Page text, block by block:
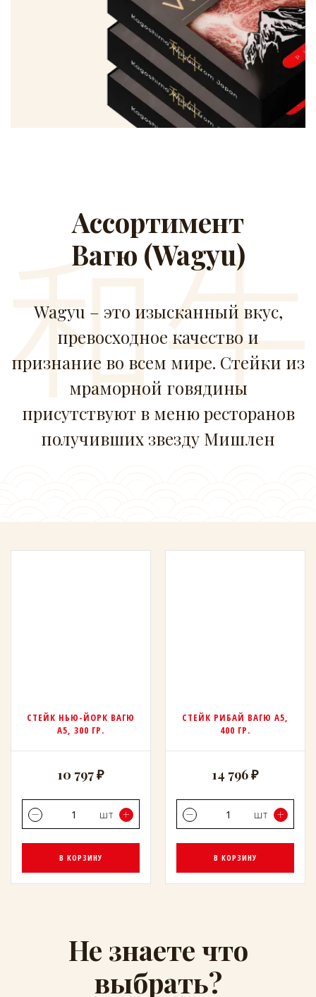
Ассортимент
Вагю (Wagyu)
Wagyu – это изысканный вкус,
превосходное качество и
признание во всем мире. Стейки из
мраморной говядины
присутствуют в меню ресторанов
получивших звезду Мишлен
СТЕЙК НЬЮ-ЙОРК ВАГЮ
А5, 300 ГР.
10 797 ₽
шт
В КОРЗИНУ
СТЕЙК РИБАЙ ВАГЮ А5,
400 ГР.
14 796 ₽
шт
В КОРЗИНУ
Не знаете что
выбрать?